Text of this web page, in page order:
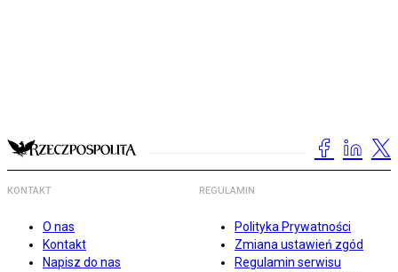
KONTAKT
O nas
Kontakt
Napisz do nas
REGULAMIN
Polityka Prywatności
Zmiana ustawień zgód
Regulamin serwisu